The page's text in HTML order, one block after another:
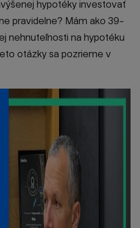
hypotéky investovať
pravidelne? Mám ako 39-
nehnuteľnosti na hypotéku
otázky sa pozrieme v